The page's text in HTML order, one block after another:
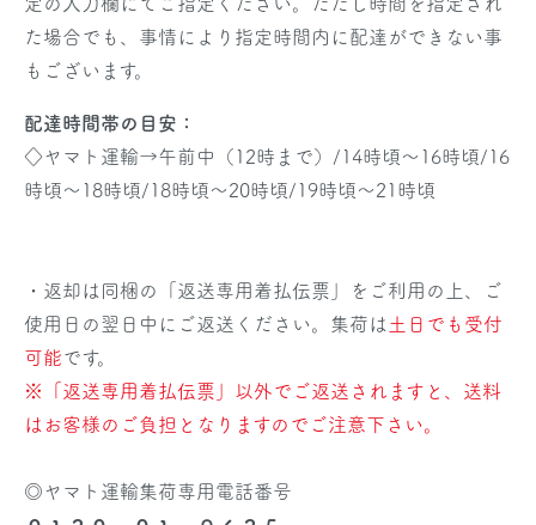
た場合でも、事情により指定時間内に配達ができない事
もございます。
配達時間帯の目安：
◇ヤマト運輸→午前中（12時まで）/14時頃～16時頃/16
時頃～18時頃/18時頃～20時頃/19時頃～21時頃
・返却は同梱の「返送専用着払伝票」をご利用の上、ご
使用日の翌日中にご返送ください。集荷は 土日でも受付
可能です。
※「返送専用着払伝票」以外でご返送されますと、送料
はお客様のご負担となりますのでご注意下さい。
◎ヤマト運輸集荷専用電話番号